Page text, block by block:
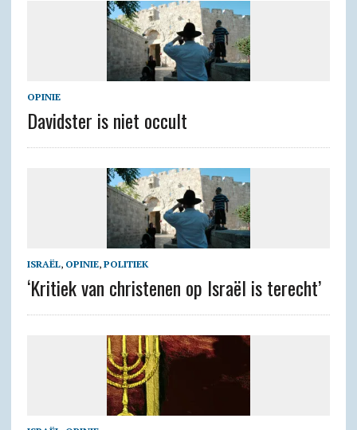
OPINIE
Davidster is niet occult
ISRAËL, OPINIE, POLITIEK
‘Kritiek van christenen op Israël is terecht’